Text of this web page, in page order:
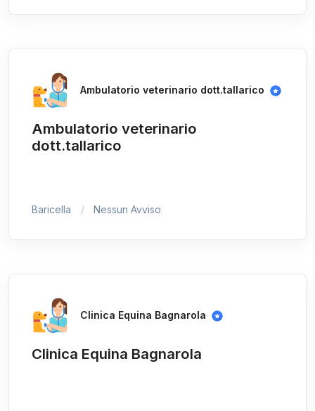
Ambulatorio veterinario dott.tallarico
Ambulatorio veterinario
dott.tallarico
Baricella Nessun Avviso
Clinica Equina Bagnarola
Clinica Equina Bagnarola